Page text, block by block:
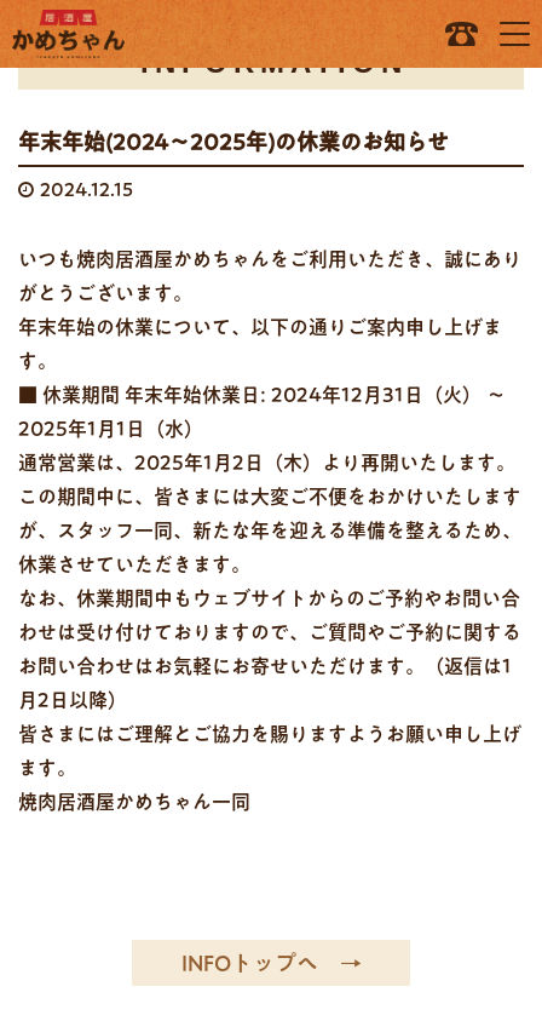
INFORMATION
年末年始(2024～2025年)の休業のお知らせ
2024.12.15
​いつも焼肉居酒屋かめちゃん​をご利用いただき、誠にあり
がとうございます。
年末年始の休業について、以下の通りご案内申し上げま
す。
■ 休業期間 年末年始休業日: 2024年12月31日（火） ～
2025年1月1日（水）
通常営業は、2025年1月2日（木）より再開いたします。
この期間中に、皆さまには大変ご不便をおかけいたします
が、スタッフ一同、新たな年を迎える準備を整えるため、
休業させていただきます。
なお、休業期間中もウェブサイトからのご予約やお問い合
わせは受け付けておりますので、ご質問やご予約に関する
お問い合わせはお気軽にお寄せいただけます。（返信は1
月2日以降）
皆さまにはご理解とご協力を賜りますようお願い申し上げ
ます。
焼肉居酒屋かめちゃん一同
INFOトップへ →